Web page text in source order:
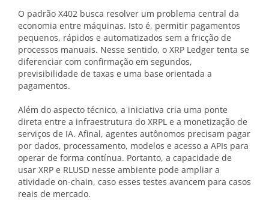
O padrão X402 busca resolver um problema central da
economia entre máquinas. Isto é, permitir pagamentos
pequenos, rápidos e automatizados sem a fricção de
processos manuais. Nesse sentido, o XRP Ledger tenta se
diferenciar com confirmação em segundos,
previsibilidade de taxas e uma base orientada a
pagamentos.
Além do aspecto técnico, a iniciativa cria uma ponte
direta entre a infraestrutura do XRPL e a monetização de
serviços de IA. Afinal, agentes autônomos precisam pagar
por dados, processamento, modelos e acesso a APIs para
operar de forma contínua. Portanto, a capacidade de
usar XRP e RLUSD nesse ambiente pode ampliar a
atividade on-chain, caso esses testes avancem para casos
reais de mercado.